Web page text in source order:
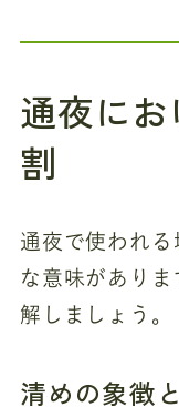
通夜に
割
通夜で使われ
な意味があり
解しましょう。
清めの象徴